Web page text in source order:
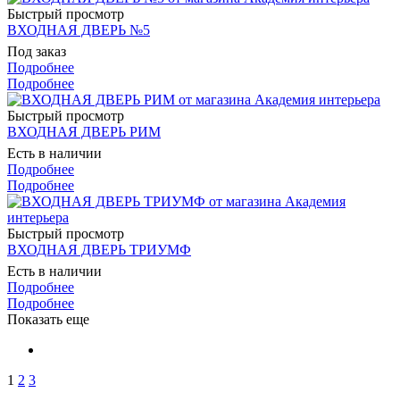
Быстрый просмотр
ВХОДНАЯ ДВЕРЬ №5
Под заказ
Подробнее
Подробнее
Быстрый просмотр
ВХОДНАЯ ДВЕРЬ РИМ
Есть в наличии
Подробнее
Подробнее
Быстрый просмотр
ВХОДНАЯ ДВЕРЬ ТРИУМФ
Есть в наличии
Подробнее
Подробнее
Показать еще
1 2 3